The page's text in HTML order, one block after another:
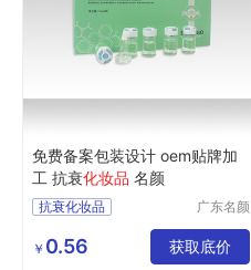
免费备案包装设计 oem贴牌加
工 抗衰化妆品 名颜
抗衰化妆品
化妆品OEM贴牌
广东名颜
限公司
￥ 0.56 获取底价